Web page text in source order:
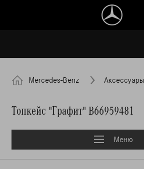
Mercedes-Benz Аксессуары
Топкейс "Графит" B66959481
Меню